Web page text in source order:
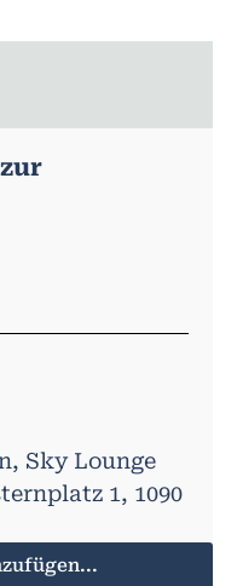
Sky Lounge
1, 1090